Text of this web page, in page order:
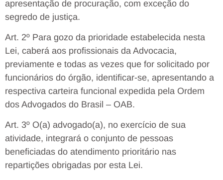
apresentação de procuração, com exceção do
segredo de justiça.
Art. 2º Para gozo da prioridade estabelecida nesta
Lei, caberá aos profissionais da Advocacia,
previamente e todas as vezes que for solicitado por
funcionários do órgão, identificar-se, apresentando a
respectiva carteira funcional expedida pela Ordem
dos Advogados do Brasil – OAB.
Art. 3º O(a) advogado(a), no exercício de sua
atividade, integrará o conjunto de pessoas
beneficiadas do atendimento prioritário nas
repartições obrigadas por esta Lei.